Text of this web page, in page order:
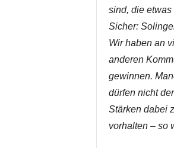
sind, die etwas
Sicher:
Wir haben an
anderen
gewinnen.
dürfen nicht
Stärken dabei
vorhalten – so